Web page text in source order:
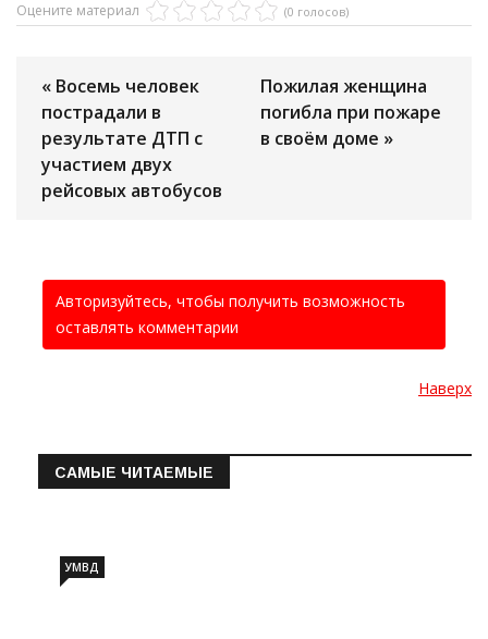
Оцените материал (0 голосов)
« Восемь человек
пострадали в
результате ДТП с
участием двух
рейсовых автобусов
Пожилая женщина
погибла при пожаре
в своём доме »
Авторизуйтесь, чтобы получить возможность
оставлять комментарии
Наверх
САМЫЕ ЧИТАЕМЫЕ
УМВД